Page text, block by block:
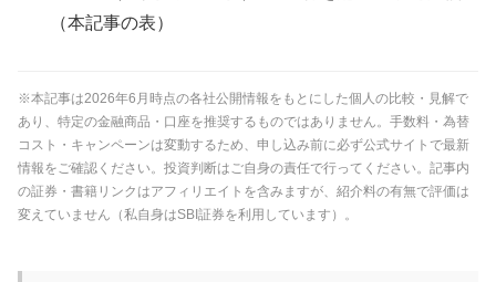
（本記事の表）
※本記事は2026年6月時点の各社公開情報をもとにした個人の比較・見解で
あり、特定の金融商品・口座を推奨するものではありません。手数料・為替
コスト・キャンペーンは変動するため、申し込み前に必ず公式サイトで最新
情報をご確認ください。投資判断はご自身の責任で行ってください。記事内
の証券・書籍リンクはアフィリエイトを含みますが、紹介料の有無で評価は
変えていません（私自身はSBI証券を利用しています）。